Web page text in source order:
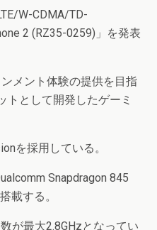
W-CDMA/TD-
2 (RZ35-0259)」を発表
メント体験の提供を目指
トとして開発したゲーミ
を採用している。
Snapdragon 845
載する。
が最大2.8GHzとなってい